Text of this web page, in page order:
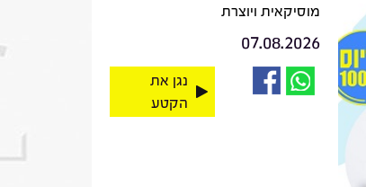
מוסיקאית ויוצרת
07.08.2026
נגן את
הקטע